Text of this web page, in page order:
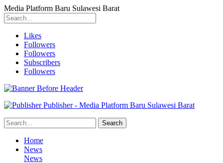
Media Platform Baru Sulawesi Barat
Likes
Followers
Followers
Subscribers
Followers
Publisher - Media Platform Baru Sulawesi Barat
Home
News
News